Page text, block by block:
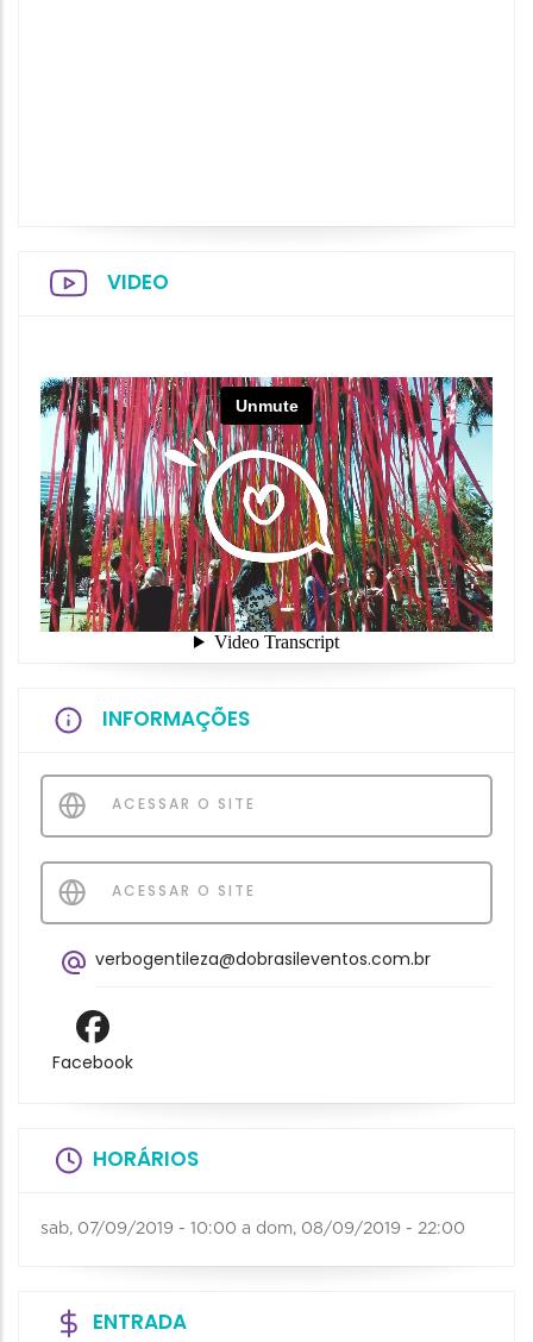
VIDEO
INFORMAÇÕES
ACESSAR O SITE
ACESSAR O SITE
verbogentileza@dobrasileventos.com.br
Facebook
HORÁRIOS
sab, 07/09/2019 - 10:00 a dom, 08/09/2019 - 22:00
ENTRADA